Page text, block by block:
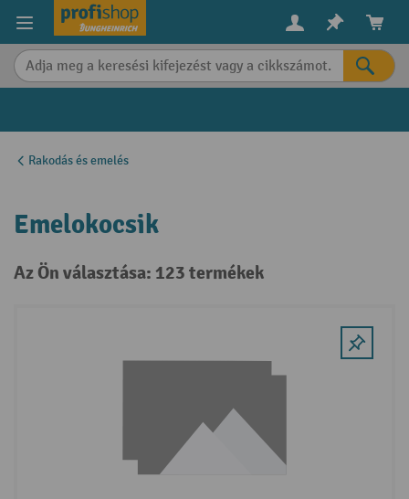
content
Rakodás és emelés
Emelokocsik
Az Ön választása: 123 termékek